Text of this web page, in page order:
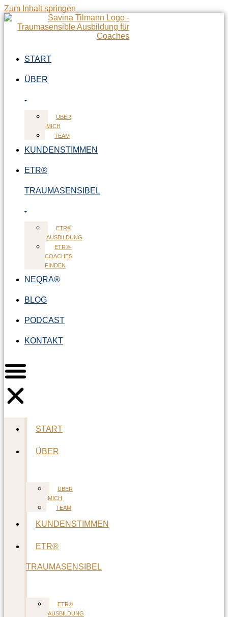
Zum Inhalt springen
START
ÜBER
ÜBER
MICH
TEAM
KUNDENSTIMMEN
ETR®
TRAUMASENSIBEL
ETR®
AUSBILDUNG
ETR®-
COACHES
FINDEN
NEQRA®
BLOG
PODCAST
KONTAKT
START
ÜBER
ÜBER
MICH
TEAM
KUNDENSTIMMEN
ETR®
TRAUMASENSIBEL
ETR®
AUSBILDUNG